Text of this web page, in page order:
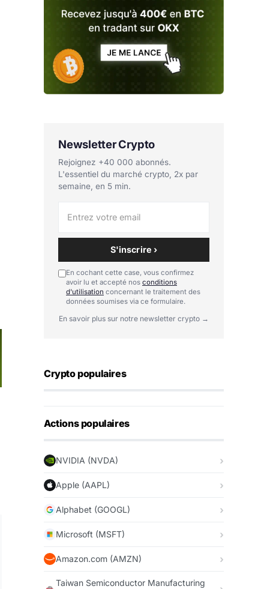
Newsletter Crypto
Rejoignez +40 000 abonnés.
L'essentiel du marché crypto, 2x par
semaine, en 5 min.
S'inscrire ›
En cochant cette case, vous confirmez
avoir lu et accepté nos conditions
d'utilisation concernant le traitement des
données soumises via ce formulaire.
En savoir plus sur notre newsletter crypto →
Crypto populaires
Actions populaires
NVIDIA (NVDA)
Apple (AAPL)
Alphabet (GOOGL)
Microsoft (MSFT)
Amazon.com (AMZN)
Taiwan Semiconductor Manufacturing